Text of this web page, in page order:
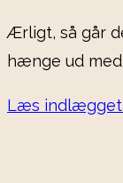
Ærligt, så går
hænge ud
Læs indlægget